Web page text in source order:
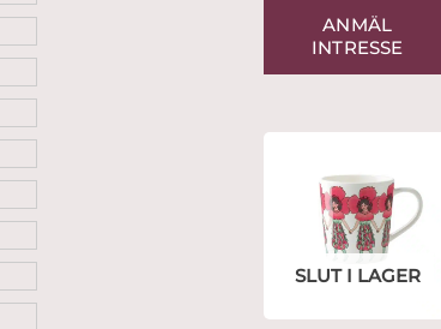
ANMÄL
INTRESSE
SLUT I LAGER